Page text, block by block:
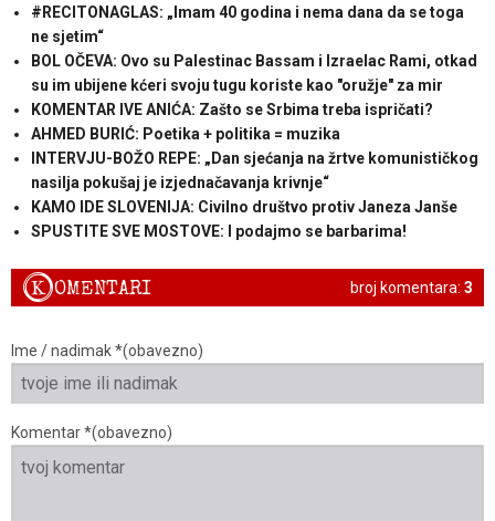
#RECITONAGLAS: „Imam 40 godina i nema dana da se toga
ne sjetim“
BOL OČEVA: Ovo su Palestinac Bassam i Izraelac Rami, otkad
su im ubijene kćeri svoju tugu koriste kao "oružje" za mir
KOMENTAR IVE ANIĆA: Zašto se Srbima treba ispričati?
AHMED BURIĆ: Poetika + politika = muzika
INTERVJU-BOŽO REPE: „Dan sjećanja na žrtve komunističkog
nasilja pokušaj je izjednačavanja krivnje“
KAMO IDE SLOVENIJA: Civilno društvo protiv Janeza Janše
SPUSTITE SVE MOSTOVE: I podajmo se barbarima!
broj komentara: 3
KOMENTARI
Ime / nadimak *(obavezno)
Komentar *(obavezno)